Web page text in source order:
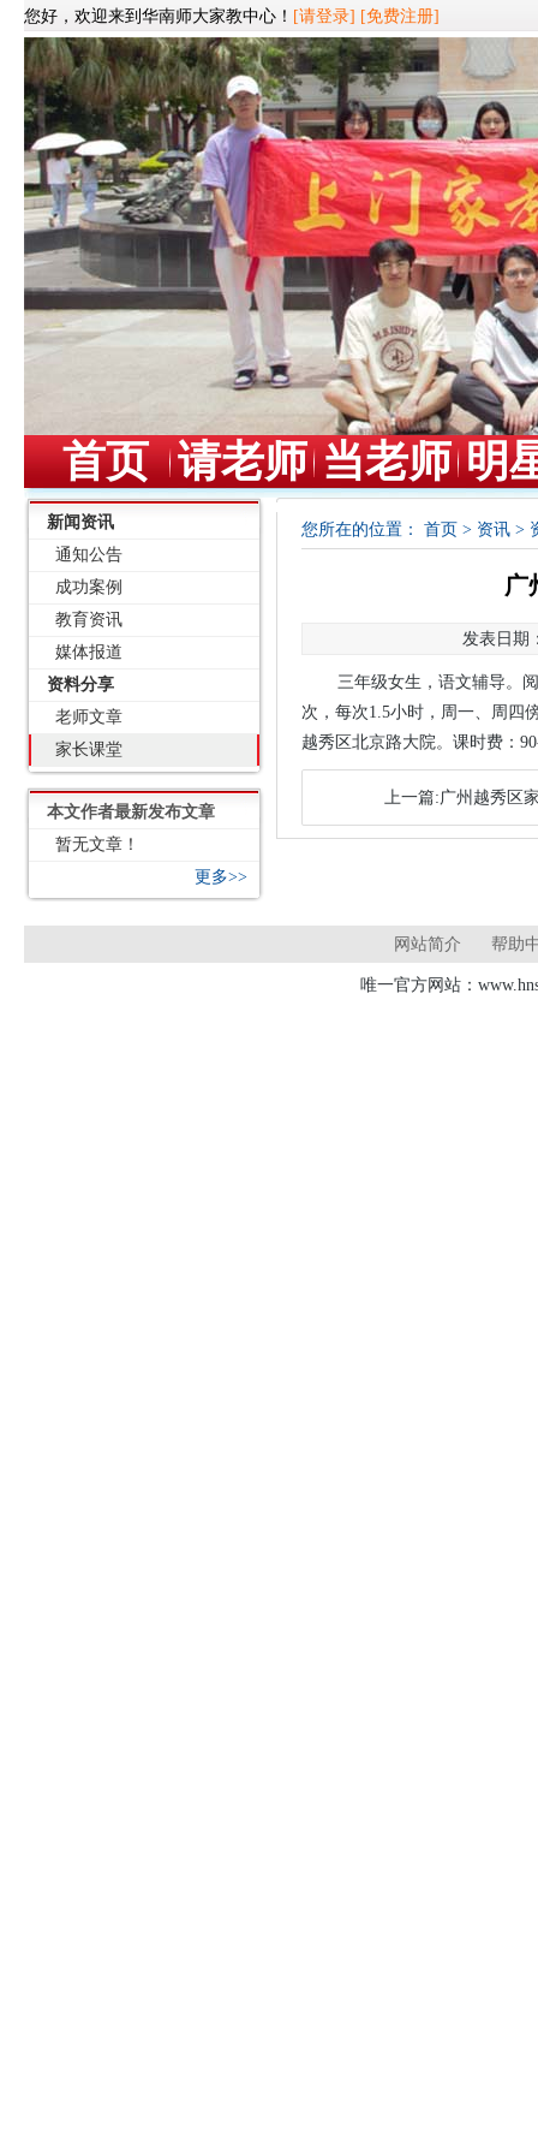
您好，欢迎来到华南师大家教中心！ [请登录] [免费注册]
首页 请老师 当老师 明
新闻资讯
通知公告
成功案例
教育资讯
媒体报道
资料分享
老师文章
家长课堂
本文作者最新发布文章
暂无文章！
更多>>
您所在的位置： 首页 > 资讯 >
广
发表日期
三年级女生，语文辅导。
次，每次1.5小时，周一、周四
越秀区北京路大院。课时费：
上一篇:广州越秀区
网站简介 帮助
唯一官方网站：